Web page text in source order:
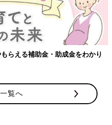
らえる補助金・助成金をわかり
覧へ